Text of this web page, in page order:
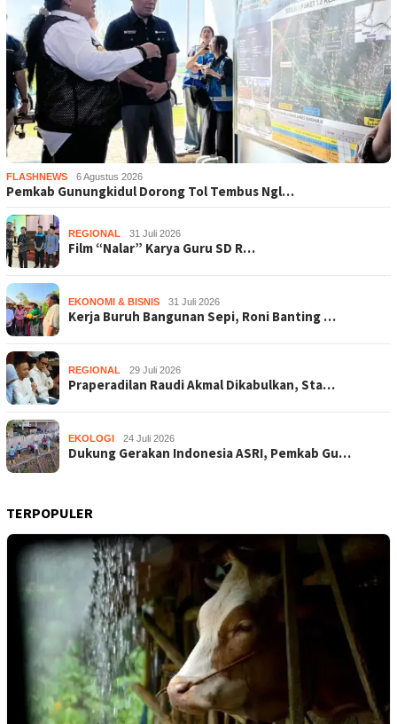
FLASHNEWS 6 Agustus 2026
Pemkab Gunungkidul Dorong Tol Tembus Ngl…
REGIONAL 31 Juli 2026
Film “Nalar” Karya Guru SD R…
EKONOMI & BISNIS 31 Juli 2026
Kerja Buruh Bangunan Sepi, Roni Banting …
REGIONAL 29 Juli 2026
Praperadilan Raudi Akmal Dikabulkan, Sta…
EKOLOGI 24 Juli 2026
Dukung Gerakan Indonesia ASRI, Pemkab Gu…
TERPOPULER